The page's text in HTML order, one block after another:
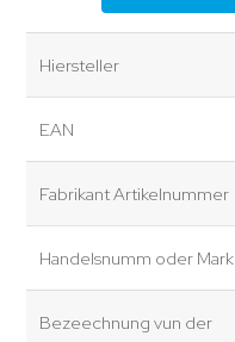
Hiersteller
EAN
Fabrikant Artikelnummer
Handelsnumm oder Mark
Bezeechnung vun der